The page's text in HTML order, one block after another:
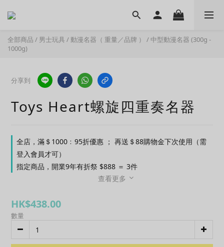
全部商品 / 男士玩具 / 動漫名器（ 重量／品牌 ） / 中型動漫名器 (300g -
1000g)
分享到
Toys Heart螺旋四重奏名器
全店，滿＄1000﹕95折優惠 ； 再送＄88購物金下次使用（需
登入會員才可）
指定商品，開業9年有折祭 $888 ＝ 3件
查看更多
HK$438.00
數量